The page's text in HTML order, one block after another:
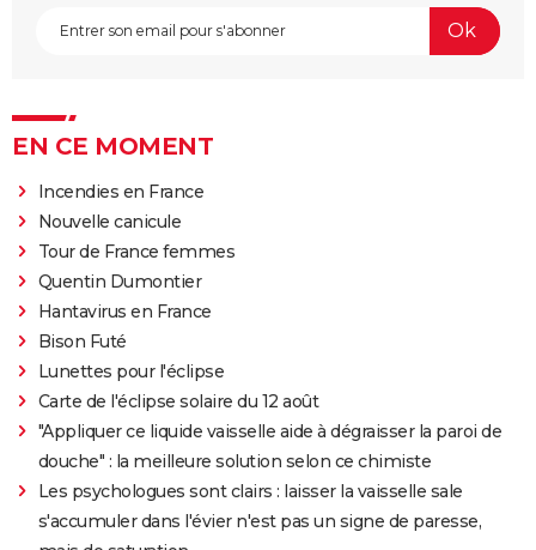
EN CE MOMENT
Incendies en France
Nouvelle canicule
Tour de France femmes
Quentin Dumontier
Hantavirus en France
Bison Futé
Lunettes pour l'éclipse
Carte de l'éclipse solaire du 12 août
"Appliquer ce liquide vaisselle aide à dégraisser la paroi de
douche" : la meilleure solution selon ce chimiste
Les psychologues sont clairs : laisser la vaisselle sale
s'accumuler dans l'évier n'est pas un signe de paresse,